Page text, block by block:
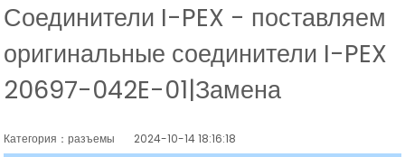
Соединители I-PEX - поставляем
оригинальные соединители I-PEX
20697-042E-01|Замена
Категория：разъемы 2024-10-14 18:16:18